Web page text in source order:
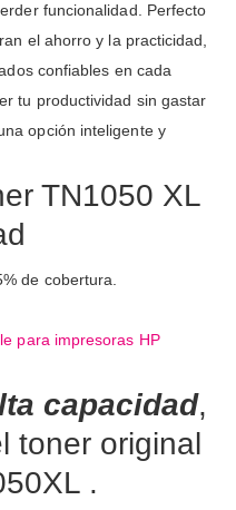
funcionalidad. Perfecto
el ahorro y la practicidad,
confiables en cada
tu productividad sin gastar
opción inteligente y
TN1050 XL
de cobertura.
para impresoras HP
capacidad,
toner original
.